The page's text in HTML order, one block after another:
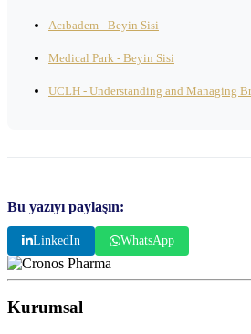
Acıbadem - Beyin Sisi
Medical Park - Beyin Sisi
UCLH - Understanding and Managing
Bu yazıyı paylaşın:
LinkedIn WhatsApp
Kurumsal